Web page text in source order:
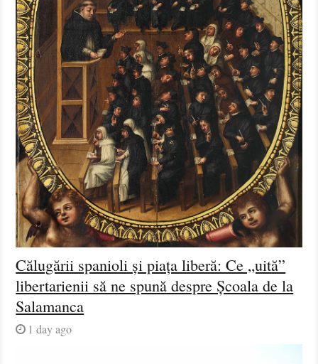
Călugării spanioli și piața liberă: Ce „uită”
libertarienii să ne spună despre Școala de la
Salamanca
1 day ago